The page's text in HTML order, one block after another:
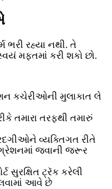
ભરી રહ્યા નથી. તે
મફતમાં કરી શકો છો.
કચેરીઓની મુલાકાત લે
તમારા તરફથી તમારું
વ્યક્તિગત રીતે
જવાની જરૂર
સુરક્ષિત ટ્રૅક કરેલી
આવે છે